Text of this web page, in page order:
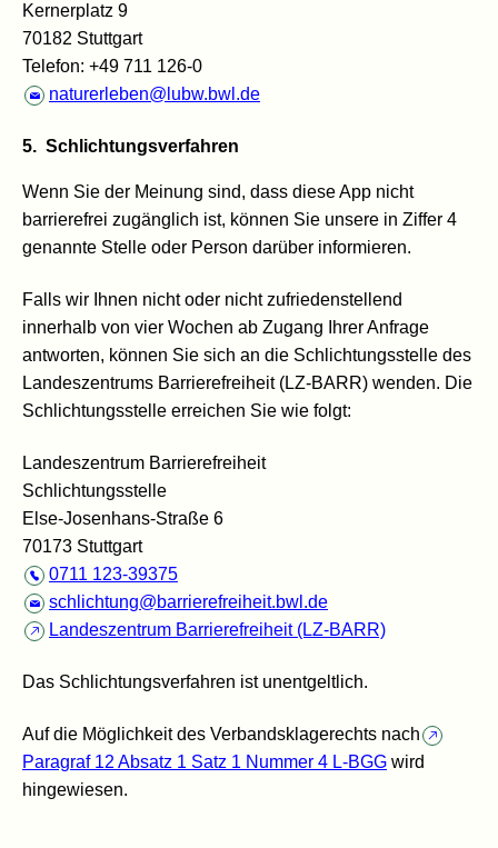
Kernerplatz 9
70182 Stuttgart
Telefon: +49 711 126-0
naturerleben@lubw.bwl.de
5. Schlichtungsverfahren
Wenn Sie der Meinung sind, dass diese App nicht
barrierefrei zugänglich ist, können Sie unsere in Ziffer 4
genannte Stelle oder Person darüber informieren.
Falls wir Ihnen nicht oder nicht zufriedenstellend
innerhalb von vier Wochen ab Zugang Ihrer Anfrage
antworten, können Sie sich an die Schlichtungsstelle des
Landeszentrums Barrierefreiheit (LZ-BARR) wenden. Die
Schlichtungsstelle erreichen Sie wie folgt:
Landeszentrum Barrierefreiheit
Schlichtungsstelle
Else-Josenhans-Straße 6
70173 Stuttgart
0711 123-39375
schlichtung@barrierefreiheit.bwl.de
Landeszentrum Barrierefreiheit (LZ-BARR)
Das Schlichtungsverfahren ist unentgeltlich.
Auf die Möglichkeit des Verbandsklagerechts nach
Paragraf 12 Absatz 1 Satz 1 Nummer 4 L-BGG wird
hingewiesen.